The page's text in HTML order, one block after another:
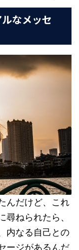
なメッセ
んだけど、これ
尋ねられたら、
内なる自己との
ージがあるんだ